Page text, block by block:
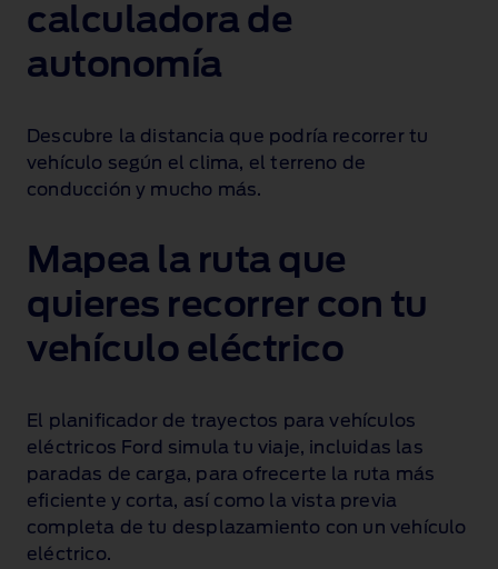
calculadora de
autonomía
Descubre la distancia que podría recorrer tu
vehículo según el clima, el terreno de
conducción y mucho más.
Mapea la ruta que
quieres recorrer con tu
vehículo eléctrico
El planificador de trayectos para vehículos
eléctricos Ford simula tu viaje, incluidas las
paradas de carga, para ofrecerte la ruta más
eficiente y corta, así como la vista previa
completa de tu desplazamiento con un vehículo
eléctrico.